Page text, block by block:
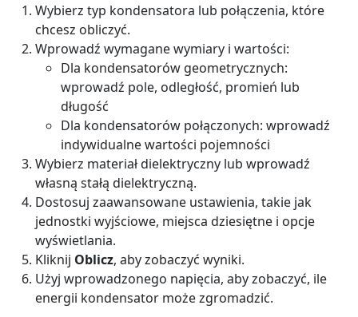
Wybierz typ kondensatora lub połączenia, które
chcesz obliczyć.
Wprowadź wymagane wymiary i wartości:
Dla kondensatorów geometrycznych:
wprowadź pole, odległość, promień lub
długość
Dla kondensatorów połączonych: wprowadź
indywidualne wartości pojemności
Wybierz materiał dielektryczny lub wprowadź
własną stałą dielektryczną.
Dostosuj zaawansowane ustawienia, takie jak
jednostki wyjściowe, miejsca dziesiętne i opcje
wyświetlania.
Kliknij Oblicz, aby zobaczyć wyniki.
Użyj wprowadzonego napięcia, aby zobaczyć, ile
energii kondensator może zgromadzić.